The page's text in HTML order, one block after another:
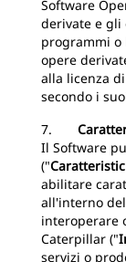
Software
derivate e gli
programmi o
opere
alla licenza
secondo i
7.
Il Software
("
abilitare
all'interno
interoperare
Caterpillar ("
servizi o